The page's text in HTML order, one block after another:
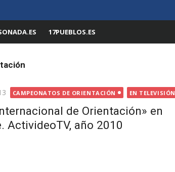
17PUEBLOS.ES
CAMPEONATOS DE ORIENTACIÓN EN TELEVISIÓN
de Orientación» en
ActivideoTV, año 2010